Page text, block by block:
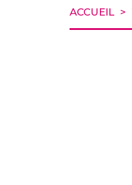
ACCUEIL